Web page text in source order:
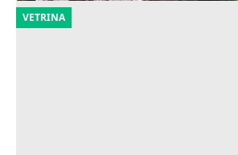
VETRINA